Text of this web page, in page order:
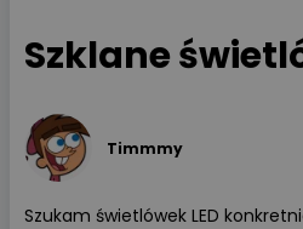
Szklane
Timmmy
Szukam świetlówek LED